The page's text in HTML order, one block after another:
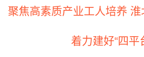
聚焦高素质产业工人培养
着力建好“四平